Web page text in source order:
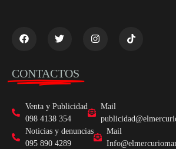
CONTACTOS
Venta y Publicidad
098 4138 354
Mail
Noticias y denuncias
095 890 4289
Mail